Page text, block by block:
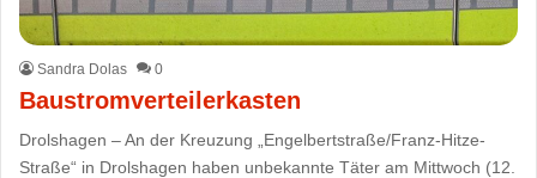
Sandra Dolas 0
Baustromverteilerkasten
Drolshagen – An der Kreuzung „Engelbertstraße/Franz-Hitze-
Straße“ in Drolshagen haben unbekannte Täter am Mittwoch (12.